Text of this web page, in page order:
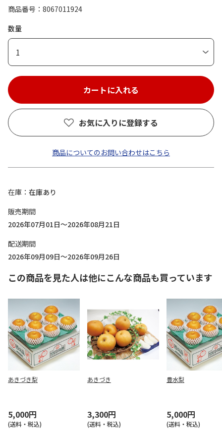
商品番号
8067011924
数量
1
お気に入りに登録する
商品についてのお問い合わせはこちら
在庫
在庫あり
販売期間
2026年07月01日～2026年08月21日
配送期間
2026年09月09日～2026年09月26日
この商品を見た人は他にこんな商品も買っています
あきづき梨
5,000円
(送料・税込)
あきづき
3,300円
(送料・税込)
豊水梨
5,000円
(送料・税込)